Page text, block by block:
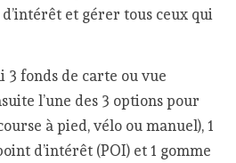
et gérer tous ceux qui
fonds de carte ou vue
l’une des 3 options pour
à pied, vélo ou manuel), 1
d’intérêt (POI) et 1 gomme